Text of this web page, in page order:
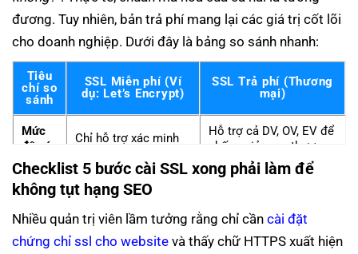
đương. Tuy nhiên, bản trả phí mang lại các giá trị cốt lõi
cho doanh nghiệp. Dưới đây là bảng so sánh nhanh:
Tiêu
chí so
sánh
SSL Miễn phí (Ví
dụ: Let’s Encrypt)
SSL Trả phí (Thương
mại)
Mức
độ xác
minh
Chỉ hỗ trợ xác minh
Hỗ trợ cả DV, OV, EV để
chống giả mạo thương
Thời
hạn
chứng
chỉ
Tối đa 90 ngày (Rủi
ro sập web do quên
Tối đa 199 ngày/lần cấp
theo quy định mới 2025.
Checklist 5 bước cài SSL xong phải làm để
không tụt hạng SEO
Nhiều quản trị viên lầm tưởng rằng chỉ cần cài đặt
chứng chỉ ssl cho website và thấy chữ HTTPS xuất hiện